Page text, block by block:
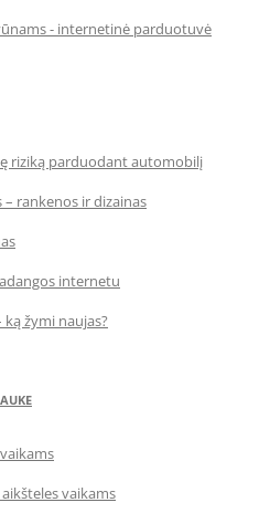
- internetinė parduotuvė
riziką parduodant automobilį
rankenos ir dizainas
internetu
žymi naujas?
vaikams